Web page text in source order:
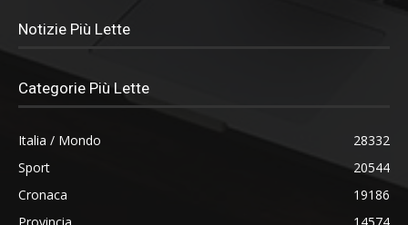
Notizie Più Lette
Categorie Più Lette
Italia / Mondo
28332
Sport
20544
Cronaca
19186
Provincia
14574